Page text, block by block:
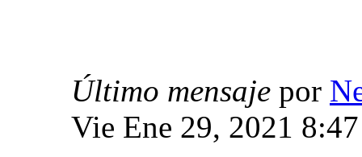
Último mensaje por
Vie Ene 29, 2021